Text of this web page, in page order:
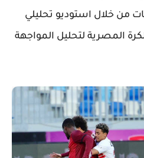
من خلال استوديو تحليلي
المصرية لتحليل المواجهة